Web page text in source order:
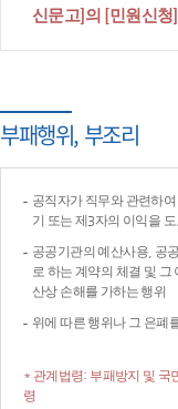
신문고]의 [민원신청
부패행위, 부조리
공직자가 직무와 관련하
기 또는 제3자의 이익을
공공기관의 예산사용, 공
로 하는 계약의 체결 및 그
산상 손해를 가하는 행위
위에 따른 행위나 그 은폐
* 관계법령: 부패방지 및 국
령